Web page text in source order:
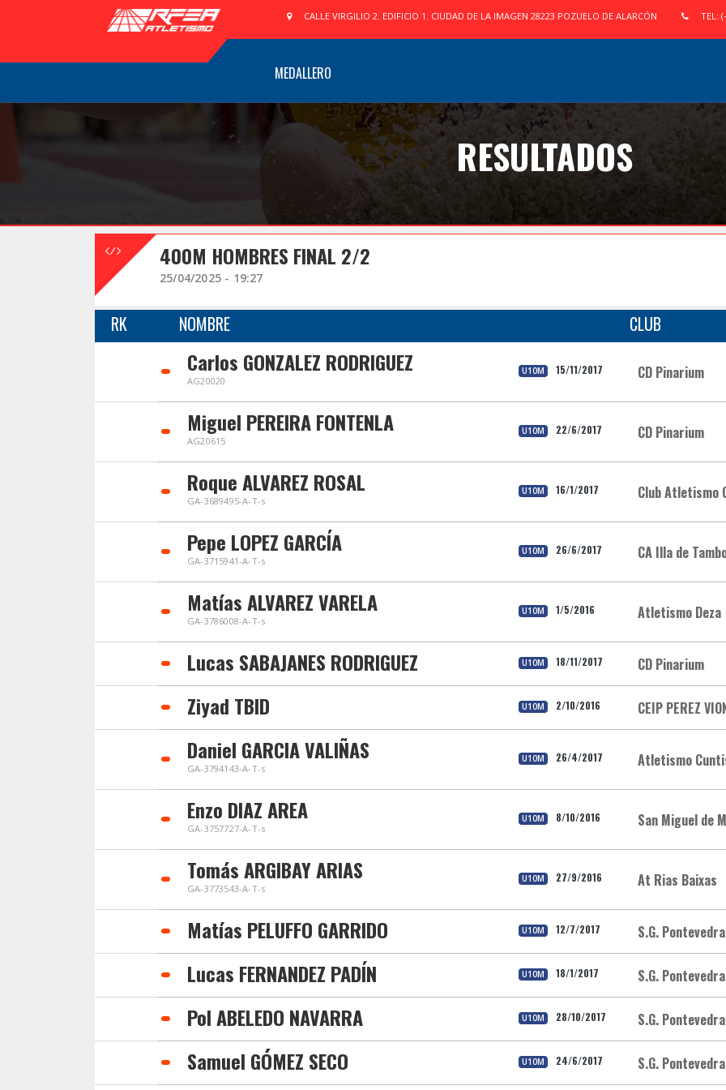
CALLE VIRGILIO 2. EDIFICIO 1. CIUDAD DE LA IMAGEN 28223 POZUELO DE ALARCÓN TEL:
MEDALLERO
RESULTADOS
400M HOMBRES FINAL 2/2
25/04/2025 - 19:27
RK NOMBRE CLUB
Carlos GONZALEZ RODRIGUEZ
AG20020
U10M 15/11/2017 CD Pinarium
Miguel PEREIRA FONTENLA
AG20615
U10M 22/6/2017 CD Pinarium
Roque ALVAREZ ROSAL
GA-3689495-A-T-s
U10M 16/1/2017 Club Atletismo
Pepe LOPEZ GARCÍA
GA-3715941-A-T-s
U10M 26/6/2017 CA Illa de
Matías ALVAREZ VARELA
GA-3786008-A-T-s
U10M 1/5/2016 Atletismo Deza
Lucas SABAJANES RODRIGUEZ U10M 18/11/2017 CD Pinarium
Ziyad TBID U10M 2/10/2016 CEIP PEREZ
Daniel GARCIA VALIÑAS
GA-3794143-A-T-s
U10M 26/4/2017 Atletismo
Enzo DIAZ AREA
GA-3757727-A-T-s
U10M 8/10/2016 San Miguel de
Tomás ARGIBAY ARIAS
GA-3773543-A-T-s
U10M 27/9/2016 At Rias Baixas
Matías PELUFFO GARRIDO U10M 12/7/2017 S.G. Pontevedra
Lucas FERNANDEZ PADÍN U10M 18/1/2017 S.G. Pontevedra
Pol ABELEDO NAVARRA U10M 28/10/2017 S.G. Pontevedra
Samuel GÓMEZ SECO U10M 24/6/2017 S.G. Pontevedra